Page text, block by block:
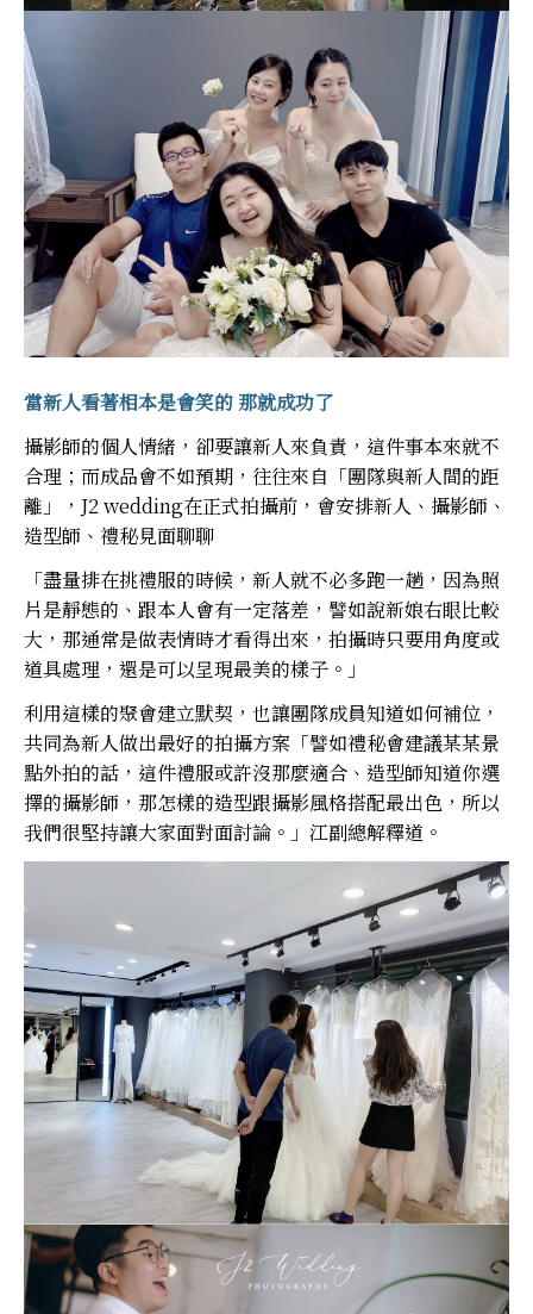
當新人看著相本是會笑的 那就成功了
攝影師的個人情緒，卻要讓新人來負責，這件事本來就不
合理；而成品會不如預期，往往來自「團隊與新人間的距
離」，J2 wedding在正式拍攝前，會安排新人、攝影師、
造型師、禮秘見面聊聊
「盡量排在挑禮服的時候，新人就不必多跑一趟，因為照
片是靜態的、跟本人會有一定落差，譬如說新娘右眼比較
大，那通常是做表情時才看得出來，拍攝時只要用角度或
道具處理，還是可以呈現最美的樣子。」
利用這樣的聚會建立默契，也讓團隊成員知道如何補位，
共同為新人做出最好的拍攝方案「譬如禮秘會建議某某景
點外拍的話，這件禮服或許沒那麼適合、造型師知道你選
擇的攝影師，那怎樣的造型跟攝影風格搭配最出色，所以
我們很堅持讓大家面對面討論。」江副總解釋道。